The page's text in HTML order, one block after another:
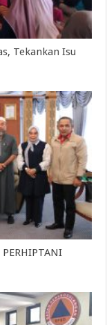
Tekankan Isu